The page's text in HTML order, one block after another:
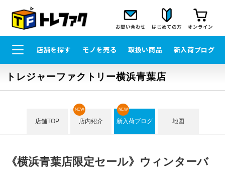
お問い合わせ はじめての方 オンライン
店舗を探す モノを売る 取扱い商品 新入荷ブログ
トレジャーファクトリー横浜青葉店
店舗TOP 店内紹介
NEW
新入荷ブログ
NEW
地図
《横浜青葉店限定セール》ウィンターバ